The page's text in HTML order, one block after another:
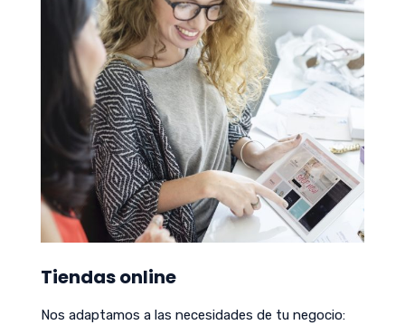
Tiendas online
Nos adaptamos a las necesidades de tu negocio: